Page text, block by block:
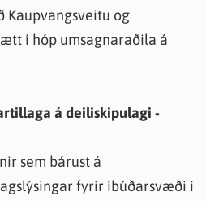
og
í hóp umsagnaraðila á
á deiliskipulagi -
sem bárust á
fyrir íbúðarsvæði í